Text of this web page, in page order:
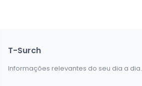
T-Surch
Informações relevantes do seu dia a dia.